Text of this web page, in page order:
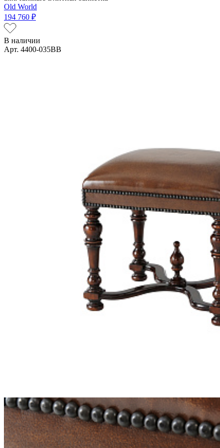
Old World
194 760 ₽
В наличии
Арт. 4400-035BB